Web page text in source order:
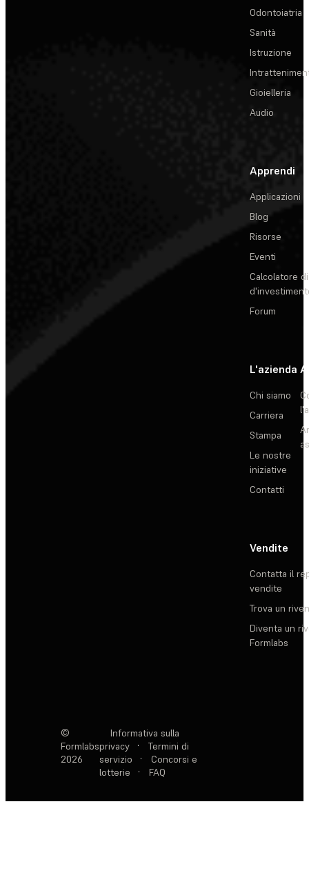
Odontoiatria
Sanità
Istruzione
Gioielleria
Audio
Apprendi
Applicazioni
Blog
Risorse
Eventi
Calcolatore
Forum
L'azienda
Chi siamo
Carriera
Stampa
Le nostre
iniziative
Contatti
Vendite
Contatta il
vendite
Trova un
Diventa un
Formlabs
©
Formlabs
2026
Informativa sulla
privacy
·
Termini di
servizio
·
Concorsi e
lotterie
· FAQ